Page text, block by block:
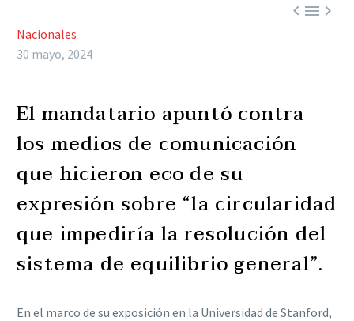

Nacionales
30 mayo, 2024
El mandatario apuntó contra
los medios de comunicación
que hicieron eco de su
expresión sobre “la circularidad
que impediría la resolución del
sistema de equilibrio general”.
En el marco de su exposición en la Universidad de Stanford,